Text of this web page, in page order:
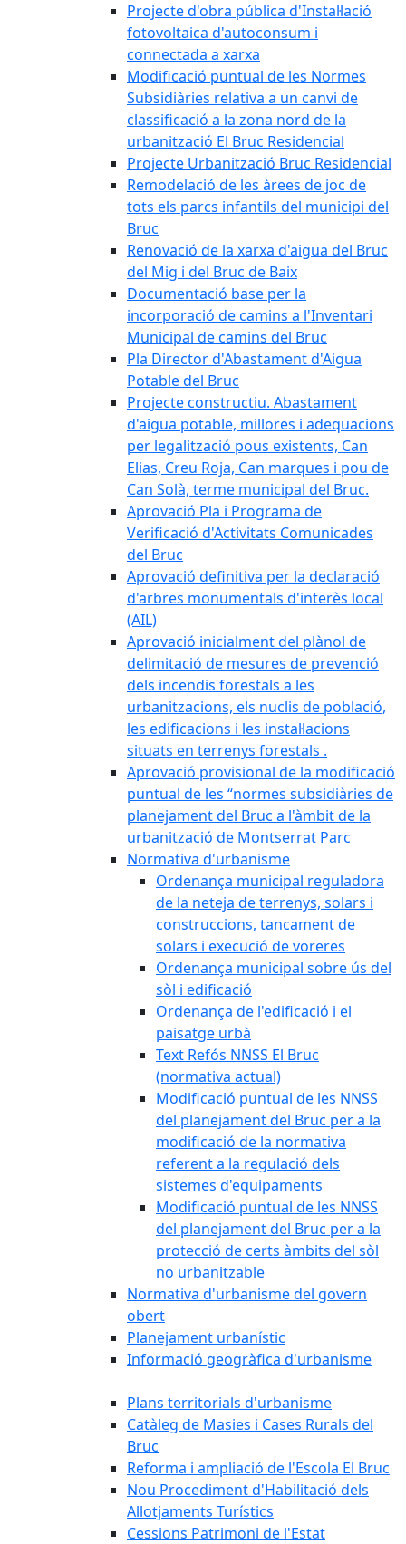
Projecte d'obra pública d'Instal·lació
fotovoltaica d'autoconsum i
connectada a xarxa
Modificació puntual de les Normes
Subsidiàries relativa a un canvi de
classificació a la zona nord de la
urbanització El Bruc Residencial
Projecte Urbanització Bruc Residencial
Remodelació de les àrees de joc de
tots els parcs infantils del municipi del
Bruc
Renovació de la xarxa d'aigua del Bruc
del Mig i del Bruc de Baix
Documentació base per la
incorporació de camins a l'Inventari
Municipal de camins del Bruc
Pla Director d'Abastament d'Aigua
Potable del Bruc
Projecte constructiu. Abastament
d'aigua potable, millores i adequacions
per legalització pous existents, Can
Elias, Creu Roja, Can marques i pou de
Can Solà, terme municipal del Bruc.
Aprovació Pla i Programa de
Verificació d'Activitats Comunicades
del Bruc
Aprovació definitiva per la declaració
d'arbres monumentals d'interès local
(AIL)
Aprovació inicialment del plànol de
delimitació de mesures de prevenció
dels incendis forestals a les
urbanitzacions, els nuclis de població,
les edificacions i les instal·lacions
situats en terrenys forestals .
Aprovació provisional de la modificació
puntual de les “normes subsidiàries de
planejament del Bruc a l'àmbit de la
urbanització de Montserrat Parc
Normativa d'urbanisme
Ordenança municipal reguladora
de la neteja de terrenys, solars i
construccions, tancament de
solars i execució de voreres
Ordenança municipal sobre ús del
sòl i edificació
Ordenança de l'edificació i el
paisatge urbà
Text Refós NNSS El Bruc
(normativa actual)
Modificació puntual de les NNSS
del planejament del Bruc per a la
modificació de la normativa
referent a la regulació dels
sistemes d'equipaments
Modificació puntual de les NNSS
del planejament del Bruc per a la
protecció de certs àmbits del sòl
no urbanitzable
Normativa d'urbanisme del govern
obert
Planejament urbanístic
Informació geogràfica d'urbanisme
Plans territorials d'urbanisme
Catàleg de Masies i Cases Rurals del
Bruc
Reforma i ampliació de l'Escola El Bruc
Nou Procediment d'Habilitació dels
Allotjaments Turístics
Cessions Patrimoni de l'Estat